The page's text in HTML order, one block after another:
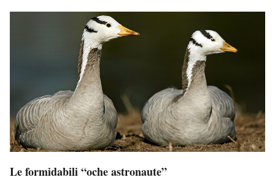
Le formidabili “oche astronaute”